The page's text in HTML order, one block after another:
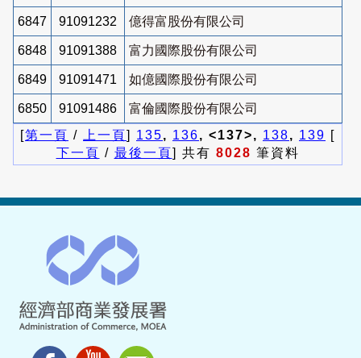
6847 91091232 億得富股份有限公司
6848 91091388 富力國際股份有限公司
6849 91091471 如億國際股份有限公司
6850 91091486
富倫國際股份有限公司
[第一頁 / 上一頁] 135, 136, <137>, 138, 139 [
下一頁 / 最後一頁] 共有 8028 筆資料